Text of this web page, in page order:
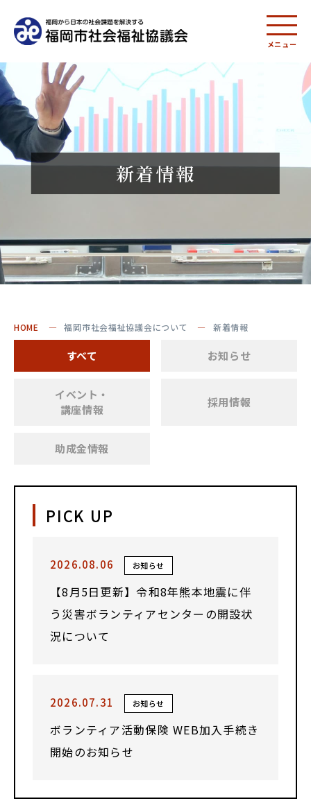
メニュー
新着情報
HOME 福岡市社会福祉協議会について 新着情報
すべて お知らせ
イベント・
講座情報
採用情報
助成金情報
PICK UP
2026.08.06 お知らせ
【8月5日更新】令和8年熊本地震に伴
う災害ボランティアセンターの開設状
況について
2026.07.31 お知らせ
ボランティア活動保険 WEB加入手続き
開始のお知らせ